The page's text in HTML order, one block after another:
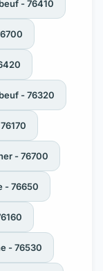
- 76410
- 76320
- 76700
- 76650
- 76530